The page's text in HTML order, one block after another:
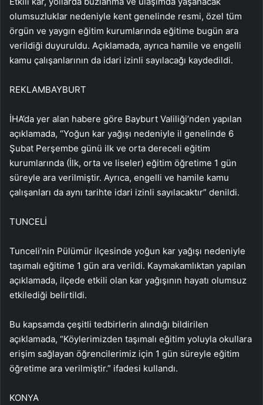
olumsuzluklar nedeniyle kent genelinde resmi, özel tüm
örgün ve yaygın eğitim kurumlarında eğitime bugün ara
verildiği duyuruldu. Açıklamada, ayrıca hamile ve engelli
kamu çalışanlarının da idari izinli sayılacağı kaydedildi.
REKLAMBAYBURT
İHA’da yer alan habere göre Bayburt Valiliği’nden yapılan
açıklamada, “Yoğun kar yağışı nedeniyle il genelinde 6
Şubat Perşembe günü ilk ve orta dereceli eğitim
kurumlarında (İlk, orta ve liseler) eğitim öğretime 1 gün
süreyle ara verilmiştir. Ayrıca, engelli ve hamile kamu
çalışanları da aynı tarihte idari izinli sayılacaktır” denildi.
TUNCELİ
Tunceli’nin Pülümür ilçesinde yoğun kar yağışı nedeniyle
taşımalı eğitime 1 gün ara verildi. Kaymakamlıktan yapılan
açıklamada, ilçede etkili olan kar yağışının hayatı olumsuz
etkilediği belirtildi.
Bu kapsamda çeşitli tedbirlerin alındığı bildirilen
açıklamada, “Köylerimizden taşımalı eğitim yoluyla okullara
erişim sağlayan öğrencilerimiz için 1 gün süreyle eğitim
öğretime ara verilmiştir.” ifadesi kullandı.
KONYA